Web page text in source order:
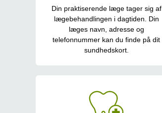
Din praktiserende læge tager sig af
lægebehandlingen i dagtiden. Din
læges navn, adresse og
telefonnummer kan du finde på dit
sundhedskort.